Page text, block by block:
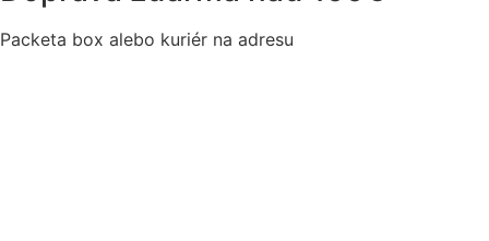
Packeta box alebo kuriér na adresu